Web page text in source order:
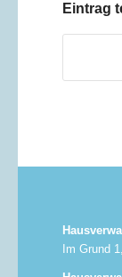
Eintrag
Im Grund